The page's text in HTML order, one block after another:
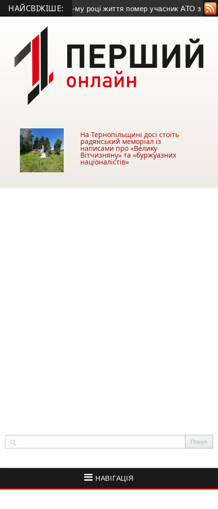
НАЙСВІЖІШЕ:
Дроня • На 44-му році життя помер учасник АТО з
На Тернопільщині досі стоїть
радянський меморіал із
написами про «Велику
Вітчизняну» та «буржуазних
націоналістів»
НАВІГАЦІЯ